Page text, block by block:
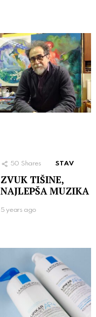
50 Shares STAV
ZVUK TIŠINE,
NAJLEPŠA MUZIKA
5 years ago